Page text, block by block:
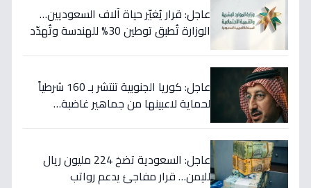
عاجل: قرار يُغيّر حياة آلاف السعوديين…
الوزارة تُطبق توطين 30% للهندسة وتُهدّد
عاجل: كوريا الجنوبية تنتشر بـ 160 شرطياً
لحماية لاعبينها من جماهير غاضبة…
عاجل: السعودية تضخ 224 مليون ريال
لليمن… قرار مفاجئ يدعم رواتب